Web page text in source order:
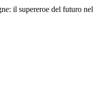
il supereroe del futuro nel